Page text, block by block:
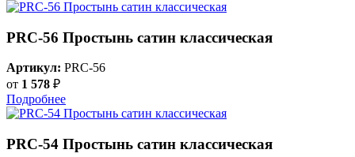
PRC-56 Простынь сатин классическая
Артикул: PRC-56
от 1 578 ₽
Подробнее
PRC-54 Простынь сатин классическая